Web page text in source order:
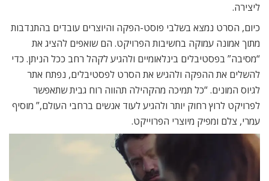
ליצירה.
כיום, הסרט נמצא בשלבי פוסט-הפקה והיוצרים עובדים בהתנדבות
מתוך אמונה עמוקה בחשיבות הפרויקט. הם שואפים להציג את
“מסיבה” בפסטיבלים בינלאומיים ולהגיע לקהל רחב ככל הניתן. כדי
להשלים את ההפקה ולהגיש את הסרט לפסטיבלים, נפתח אתר
לגיוס המונים. “כל תמיכה מהקהילה תהווה רוח גבית שתאפשר
לפרויקט לרוץ רחוק יותר ולהגיע לעוד אנשים ברחבי העולם,” מוסיף
עמרי, צלם ומפיק מיוצרי הפרוייקט.